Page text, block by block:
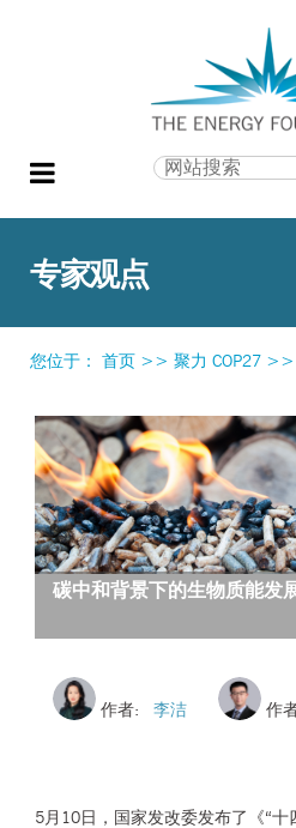
级
索
专家观点
您位于： 首页 >> 聚力 COP27 >>
碳中和背景下的生物质能发
作者: 李洁 作
5月10日，国家发改委发布了《“十